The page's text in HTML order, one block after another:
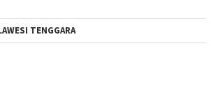
TENGGARA